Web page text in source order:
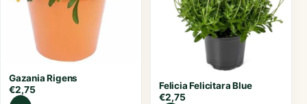
Gazania Rigens
€2,75
Felicia Felicitara Blue
€2,75